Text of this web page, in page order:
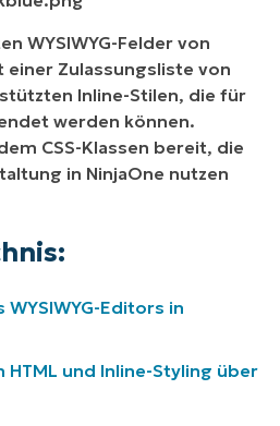
WYSIWYG-Felder von
einer Zulassungsliste von
Inline-Stilen, die für
werden können.
CSS-Klassen bereit, die
in NinjaOne nutzen
Editors in
HTML und Inline-Styling über